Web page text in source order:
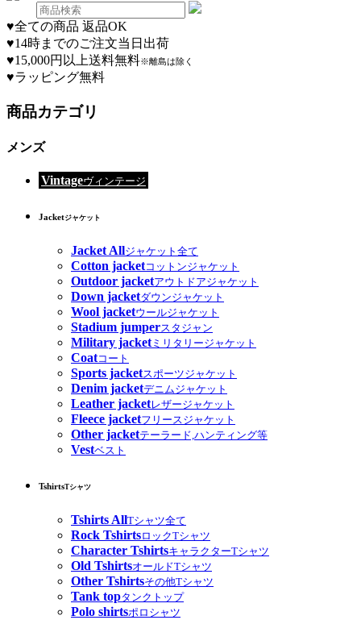
♥全ての商品 返品OK
♥14時までのご注文当日出荷
♥15,000円以上送料無料※離島は除く
♥ラッピング無料
商品カテゴリ
メンズ
Vintageヴィンテージ
Jacketジャケット
Jacket Allジャケット全て
Cotton jacketコットンジャケット
Outdoor jacketアウトドアジャケット
Down jacketダウンジャケット
Wool jacketウールジャケット
Stadium jumperスタジャン
Military jacketミリタリージャケット
Coatコート
Sports jacketスポーツジャケット
Denim jacketデニムジャケット
Leather jacketレザージャケット
Fleece jacketフリースジャケット
Other jacketテーラード,ハンティング等
Vestベスト
TshirtsTシャツ
Tshirts AllTシャツ全て
Rock TshirtsロックTシャツ
Character TshirtsキャラクターTシャツ
Old TshirtsオールドTシャツ
Other Tshirtsその他Tシャツ
Tank topタンクトップ
Polo shirtsポロシャツ